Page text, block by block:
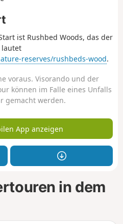
ist Rushbed Woods, das der
lautet
reserves/rushbeds-wood.
voraus. Visorando und der
können im Falle eines Unfalls
gemacht werden.
App anzeigen
in dem